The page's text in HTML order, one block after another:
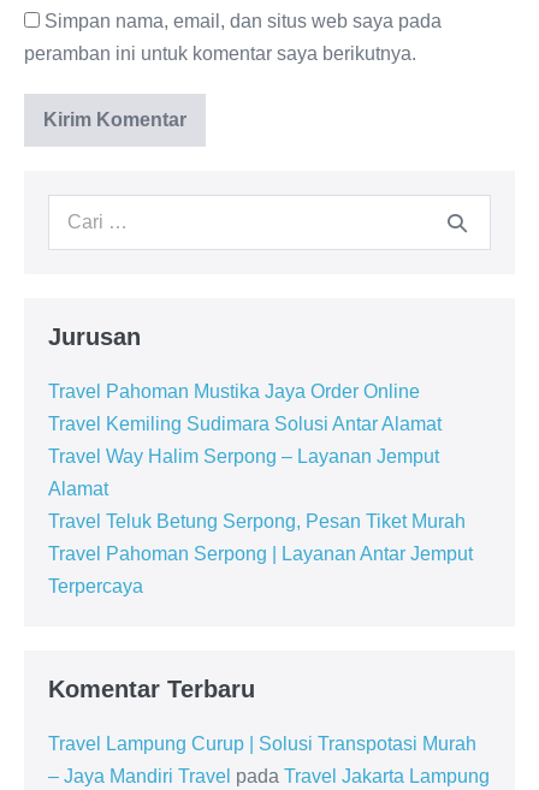
Simpan nama, email, dan situs web saya pada
peramban ini untuk komentar saya berikutnya.
Jurusan
Travel Pahoman Mustika Jaya Order Online
Travel Kemiling Sudimara Solusi Antar Alamat
Travel Way Halim Serpong – Layanan Jemput
Alamat
Travel Teluk Betung Serpong, Pesan Tiket Murah
Travel Pahoman Serpong | Layanan Antar Jemput
Terpercaya
Komentar Terbaru
Travel Lampung Curup | Solusi Transpotasi Murah
– Jaya Mandiri Travel pada Travel Jakarta Lampung